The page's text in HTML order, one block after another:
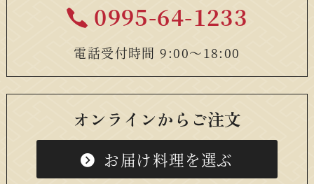
0995-64-1233
電話受付時間 9:00〜18:00
オンラインからご注文
お届け料理を選ぶ